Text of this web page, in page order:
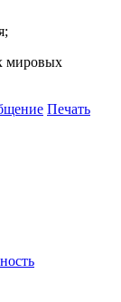
мировых
Печать